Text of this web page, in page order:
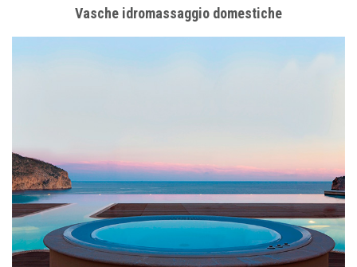
Vasche idromassaggio domestiche